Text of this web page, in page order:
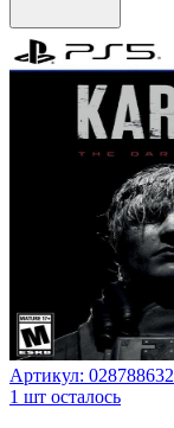
Артикул: 028788632
1 шт осталось